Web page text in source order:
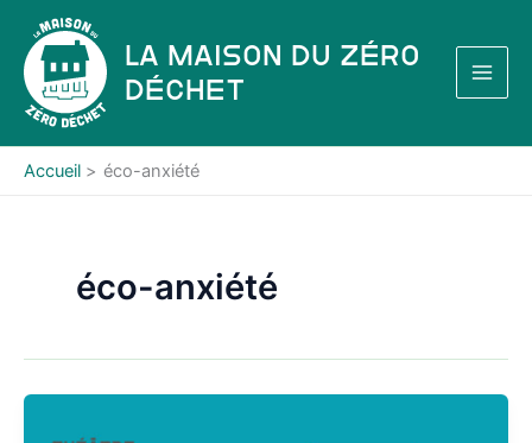
contenu
La Maison du Zéro
Déchet
Accueil éco-anxiété
éco-anxiété